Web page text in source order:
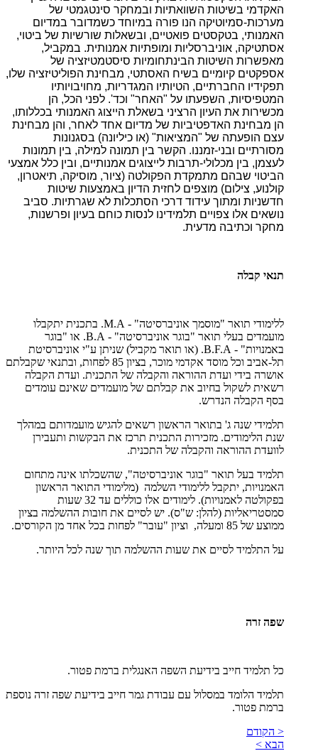
האקדמי בשיטות השוואתיות ובמחקר סינטגמטי של
מערכות-סמיוטיקה הנו פורה במיוחד כשמדובר במדיום
האמנותי, בטקסטים פואטיים, ובשאלות שורשיות של ביטוי,
אסתטיקה, אוניברסליות ומופתיות אמנותית. במקביל,
מאפשרות השיטות הבינתחומיות סיסטמטיזציה של
אספקטים קיומיים בשיח האסתטי, מבחינת הפוליטיזציה שלו,
תפקידיו החברתיים, הטיותיו המגדריות, מחויבויותיו
המטפיסיות, השפעתו על "האחר" וכד'. לפני הכל, הן
מכשירות את העיון הרציני בשאלת הייצוג האמנותי בכללותו,
הן מבחינת האדפטיביות של מדיום אחד לאחר, והן מבחינת
עצם הופעתה של "המציאות" (או כיליונה) בסגנונות
מסורתיים ובני-זמננו. הקשר בין תמונה למילה, בין תמונות
לעצמן, בין מכלולי-תרבות לייצוגים אמנותיים, ובין כלל אמצעי
הביטוי שבהם מתמקדת הפקולטה (ציור, מוסיקה, תיאטרון,
קולנוע, צילום) מוצפים לחזית הדיון באמצעות שיטות
חדשניות ומתוך עידוד דרכי הסתכלות לא שגרתיות. סביב
נושאים אלו צפויים תלמידינו לנסות כוחם בעיון ופרשנות,
מחקר וכתיבה מדעית.
תנאי קבלה
ללימודי תואר "מוסמך אוניברסיטה" - M.A. בתכנית יתקבלו
מועמדים בעלי תואר "בוגר אוניברסיטה" - B.A. או "בוגר
באמנויות" - B.F.A. (או תואר מקביל) שניתן ע"י אוניברסיטת
תל-אביב וכל מוסד אקדמי מוכר, בציון 85 לפחות, ובתנאי שקבלתם
אושרה בידי ועדת ההוראה והקבלה של התכנית. ועדת הקבלה
רשאית לשקול בחיוב את קבלתם של מועמדים שאינם עומדים
בסף הקבלה הנדרש.
תלמידי שנה ג' בתואר הראשון רשאים להגיש מועמדותם במהלך
שנת הלימודים. מזכירות התכנית תרכז את הבקשות ותעבירן
לוועדת ההוראה והקבלה של התכנית.
תלמיד בעל תואר "בוגר אוניברסיטה", שהשכלתו אינה מתחום
האמנויות, יתקבל ללימודי השלמה (מלימודי התואר הראשון
בפקולטה לאמנויות). לימודים אלו כוללים עד 32 שעות
סמסטריאליות (להלן: ש"ס). יש לסיים את חובות ההשלמה בציון
ממוצע של 85 ומעלה, וציון "עובר" לפחות בכל אחד מן הקורסים.
על התלמיד לסיים את שעות ההשלמה תוך שנה לכל היותר.
שפה זרה
כל תלמיד חייב בידיעת השפה האנגלית ברמת פטור.
תלמיד הלומד במסלול עם עבודת גמר חייב בידיעת שפה זרה נוספת
ברמת פטור.
< הקודם
הבא >